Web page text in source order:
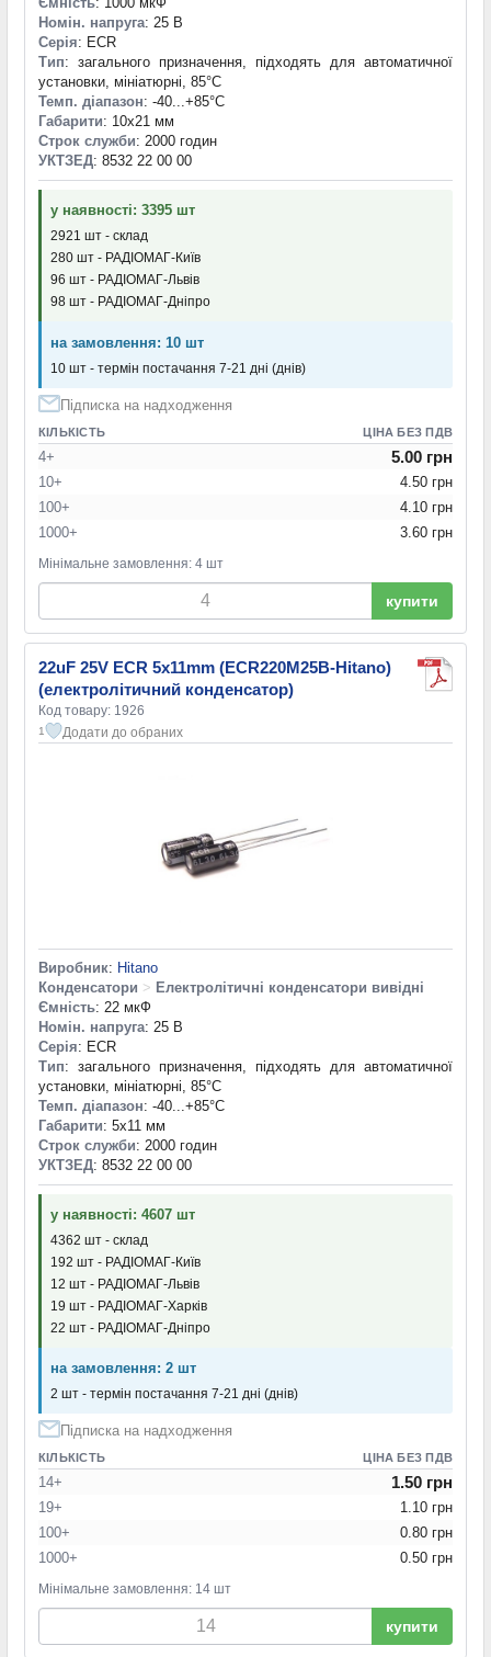
Номін. напруга: 25 В
Серія: ECR
Тип: загального призначення, підходять для автоматичної
установки, мініатюрні, 85°C
Темп. діапазон: -40...+85°С
Габарити: 10x21 мм
Строк служби: 2000 годин
УКТЗЕД: 8532 22 00 00
у наявності: 3395 шт
2921 шт - склад
280 шт - РАДІОМАГ-Київ
96 шт - РАДІОМАГ-Львів
98 шт - РАДІОМАГ-Дніпро
на замовлення: 10 шт
10 шт - термін постачання 7-21 дні (днів)
Підписка на надходження
КІЛЬКІСТЬ ЦІНА БЕЗ ПДВ
4+ 5.00 грн
10+
4.50 грн
100+
4.10 грн
1000+
3.60 грн
Мінімальне замовлення: 4 шт
купити
22uF 25V ECR 5x11mm (ECR220M25B-Hitano)
(електролітичний конденсатор)
Код товару: 1926
1 Додати до обраних
Виробник: Hitano
Конденсатори > Електролітичні конденсатори вивідні
Ємність: 22 мкФ
Номін. напруга: 25 В
Серія: ECR
Тип: загального призначення, підходять для автоматичної
установки, мініатюрні, 85°C
Темп. діапазон: -40...+85°С
Габарити: 5x11 мм
Строк служби: 2000 годин
УКТЗЕД: 8532 22 00 00
у наявності: 4607 шт
4362 шт - склад
192 шт - РАДІОМАГ-Київ
12 шт - РАДІОМАГ-Львів
19 шт - РАДІОМАГ-Харків
22 шт - РАДІОМАГ-Дніпро
на замовлення: 2 шт
2 шт - термін постачання 7-21 дні (днів)
Підписка на надходження
КІЛЬКІСТЬ ЦІНА БЕЗ ПДВ
14+ 1.50 грн
19+
1.10 грн
100+
0.80 грн
1000+
0.50 грн
Мінімальне замовлення: 14 шт
купити